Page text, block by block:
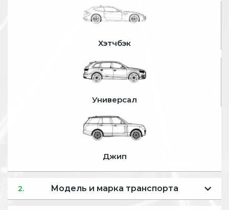
Хэтчбэк
Универсал
Джип
2. Модель и марка транспорта